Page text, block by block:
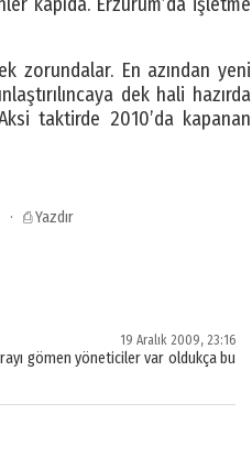
zorundalar. En azından yeni
dek hali hazırda
taktirde 2010’da kapanan
· ⎙ Yazdır
19 Aralık 2009, 23:16
gömen yöneticiler var oldukça bu